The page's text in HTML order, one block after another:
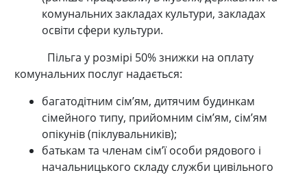
комунальних закладах культури, закладах
освіти сфери культури.
Пільга у розмірі 50% знижки на оплату
комунальних послуг надається:
багатодітним сім’ям, дитячим будинкам
сімейного типу, прийомним сім’ям, сім’ям
опікунів (піклувальників);
батькам та членам сім’ї особи рядового і
начальницького складу служби цивільного